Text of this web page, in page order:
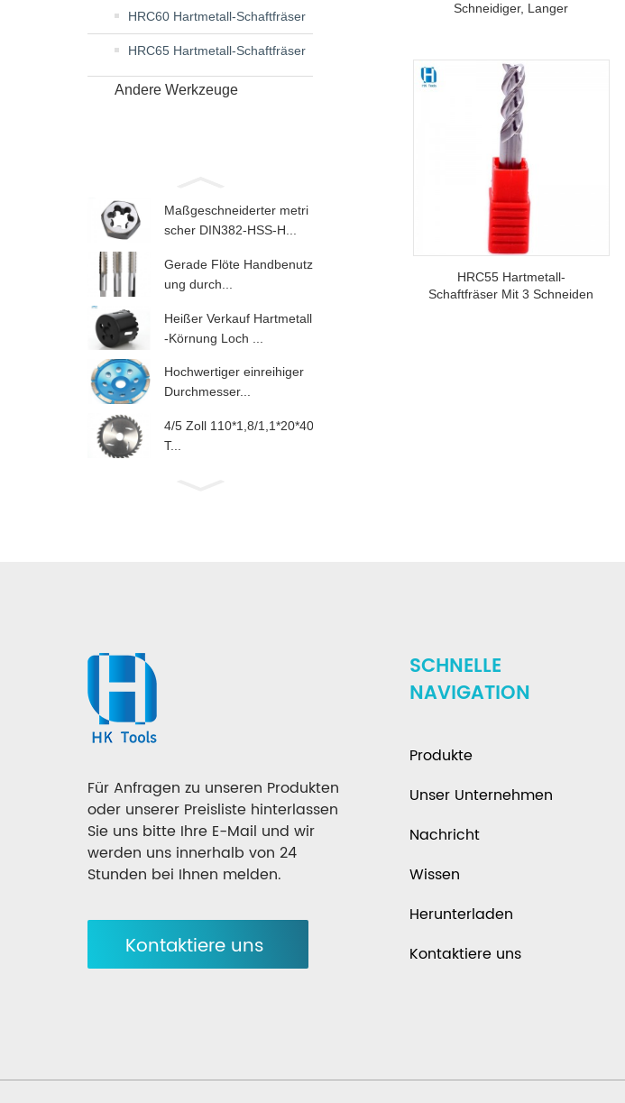
HRC60 Hartmetall-Schaftfräser
HRC65 Hartmetall-Schaftfräser
Andere Werkzeuge
Maßgeschneiderter metri
scher DIN382-HSS-H...
Gerade Flöte Handbenutz
ung durch...
Heißer Verkauf Hartmetall
-Körnung Loch ...
Hochwertiger einreihiger
Durchmesser...
4/5 Zoll 110*1,8/1,1*20*40
T...
Schneidiger, Langer
HRC55 Hartmetall-
Schaftfräser Mit 3 Schneiden
Für Anfragen zu unseren Produkten
oder unserer Preisliste hinterlassen
Sie uns bitte Ihre E-Mail und wir
werden uns innerhalb von 24
Stunden bei Ihnen melden.
Kontaktiere uns
SCHNELLE
NAVIGATION
Produkte
Unser Unternehmen
Nachricht
Wissen
Herunterladen
Kontaktiere uns